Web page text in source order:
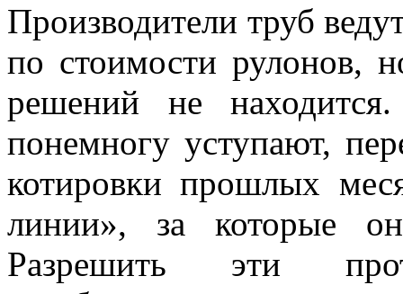
Производители труб
по стоимости рулонов,
решений не
понемногу уступают,
котировки прошлых
линии», за которые
Разрешить эти